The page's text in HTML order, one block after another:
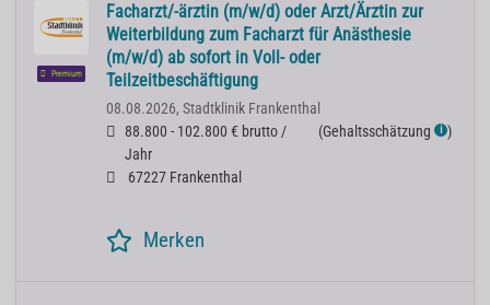
Premium
Facharzt/-ärztin (m/w/d) oder Arzt/Ärztin zur
Weiterbildung zum Facharzt für Anästhesie
(m/w/d) ab sofort in Voll- oder
Teilzeitbeschäftigung
08.08.2026, Stadtklinik Frankenthal
88.800 - 102.800 € brutto /
Jahr
(Gehaltsschätzung ℹ )
67227 Frankenthal
Merken